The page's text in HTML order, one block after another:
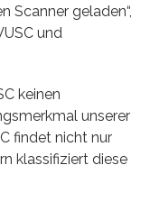
Scanner geladen“,
und
keinen
unserer
findet nicht nur
klassifiziert diese